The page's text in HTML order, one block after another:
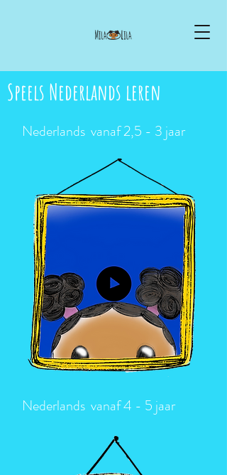
Speels Nederlands leren
Nederlands vanaf 2,5 - 3 jaar
Nederlands vanaf 4 - 5 jaar